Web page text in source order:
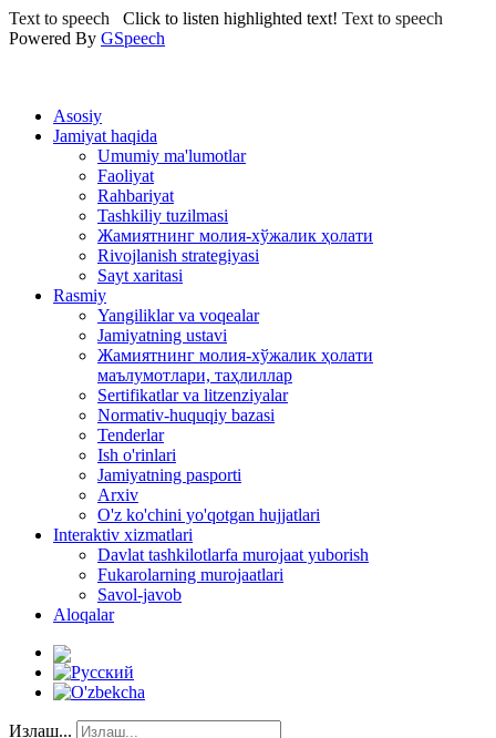
Text to speech Click to listen highlighted text! Text to speech
Powered By GSpeech
Asosiy
Jamiyat haqida
Umumiy ma'lumotlar
Faoliyat
Rahbariyat
Tashkiliy tuzilmasi
Жамиятнинг молия-хўжалик ҳолати
Rivojlanish strategiyasi
Sayt xaritasi
Rasmiy
Yangiliklar va voqealar
Jamiyatning ustavi
Жамиятнинг молия-хўжалик ҳолати
маълумотлари, таҳлиллар
Sertifikatlar va litzenziyalar
Normativ-huquqiy bazasi
Tenderlar
Ish o'rinlari
Jamiyatning pasporti
Arxiv
O'z ko'chini yo'qotgan hujjatlari
Interaktiv xizmatlari
Davlat tashkilotlarfa murojaat yuborish
Fukarolarning murojaatlari
Savol-javob
Aloqalar
Излаш...